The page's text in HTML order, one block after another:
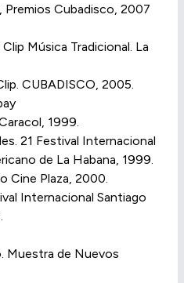
Premios Cubadisco, 2007
Música Tradicional. La
CUBADISCO, 2005.
1999.
21 Festival Internacional
de La Habana, 1999.
Cine Plaza, 2000.
Internacional Santiago
Muestra de Nuevos